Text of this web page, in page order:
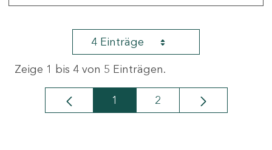
4 Einträge
Zeige 1 bis 4 von 5 Einträgen.
Seite
1 Seite
2